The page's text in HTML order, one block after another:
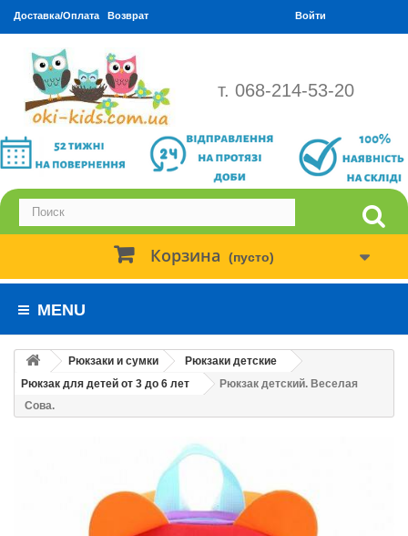
Доставка/Оплата Возврат Войти
т. 068-214-53-20
Корзина (пусто)
MENU
Рюкзаки и сумки
Рюкзаки детские
Рюкзак для детей от 3 до 6 лет
Рюкзак детский. Веселая
Сова.